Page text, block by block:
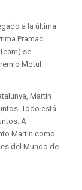
a la última
Pramac
se
Motul
Martin
Todo está
A
Martin como
del Mundo de